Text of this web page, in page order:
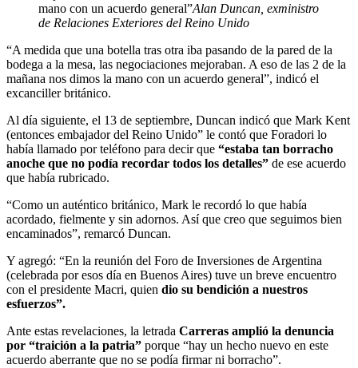
mano con un acuerdo general”Alan Duncan, exministro
de Relaciones Exteriores del Reino Unido
“A medida que una botella tras otra iba pasando de la pared de la
bodega a la mesa, las negociaciones mejoraban. A eso de las 2 de la
mañana nos dimos la mano con un acuerdo general”, indicó el
excanciller británico.
Al día siguiente, el 13 de septiembre, Duncan indicó que Mark Kent
(entonces embajador del Reino Unido” le contó que Foradori lo
había llamado por teléfono para decir que “estaba tan borracho
anoche que no podía recordar todos los detalles” de ese acuerdo
que había rubricado.
“Como un auténtico británico, Mark le recordó lo que había
acordado, fielmente y sin adornos. Así que creo que seguimos bien
encaminados”, remarcó Duncan.
Y agregó: “En la reunión del Foro de Inversiones de Argentina
(celebrada por esos día en Buenos Aires) tuve un breve encuentro
con el presidente Macri, quien dio su bendición a nuestros
esfuerzos”.
Ante estas revelaciones, la letrada Carreras amplió la denuncia
por “traición a la patria” porque “hay un hecho nuevo en este
acuerdo aberrante que no se podía firmar ni borracho”.